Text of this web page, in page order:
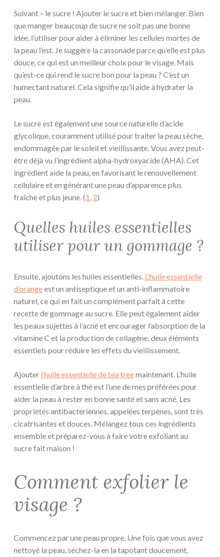
Suivant – le sucre ! Ajouter le sucre et bien mélanger. Bien
que manger beaucoup de sucre ne soit pas une bonne
idée, l’utiliser pour aider à éliminer les cellules mortes de
la peau l’est. Je suggère la cassonade parce qu’elle est plus
douce, ce qui est un meilleur choix pour le visage. Mais
qu’est-ce qui rend le sucre bon pour la peau ? C’est un
humectant naturel. Cela signifie qu’il aide à hydrater la
peau.
Le sucre est également une source naturelle d’acide
glycolique, couramment utilisé pour traiter la peau sèche,
endommagée par le soleil et vieillissante. Vous avez peut-
être déjà vu l’ingrédient alpha-hydroxyacide (AHA). Cet
ingrédient aide la peau, en favorisant le renouvellement
cellulaire et en générant une peau d’apparence plus
fraîche et plus jeune. (1, 2)
Quelles huiles essentielles
utiliser pour un gommage ?
Ensuite, ajoutons les huiles essentielles. L’huile essentielle
d’orangeest un antiseptique et un anti-inflammatoire
naturel, ce qui en fait un complément parfait à cette
recette de gommage au sucre. Elle peut également aider
les peaux sujettes à l’acné et encourager l’absorption de la
vitamine C et la production de collagène, deux éléments
essentiels pour réduire les effets du vieillissement.
Ajouter l’huile essentielle de tea treemaintenant. L’huile
essentielle d’arbre à thé est l’une de mes préférées pour
aider la peau à rester en bonne santé et sans acné. Les
propriétés antibactériennes, appelées terpènes, sont très
cicatrisantes et douces. Mélangez tous ces ingrédients
ensemble et préparez-vous à faire votre exfoliant au
sucre fait maison !
Comment exfolier le
visage ?
Commencez par une peau propre. Une fois que vous avez
nettoyé la peau, séchez-la en la tapotant doucement,